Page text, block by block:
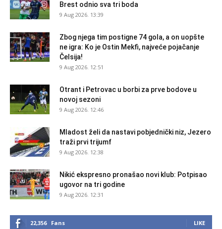
Brest odnio sva tri boda
9 Aug 2026. 13:39
Zbog njega tim postigne 74 gola, a on uopšte
ne igra: Ko je Ostin Mekfi, najveće pojačanje
Čelsija!
9 Aug 2026. 12:51
Otrant i Petrovac u borbi za prve bodove u
novoj sezoni
9 Aug 2026. 12:46
Mladost želi da nastavi pobjednički niz, Jezero
traži prvi trijumf
9 Aug 2026. 12:38
Nikić ekspresno pronašao novi klub: Potpisao
ugovor na tri godine
9 Aug 2026. 12:31
22,356 Fans LIKE